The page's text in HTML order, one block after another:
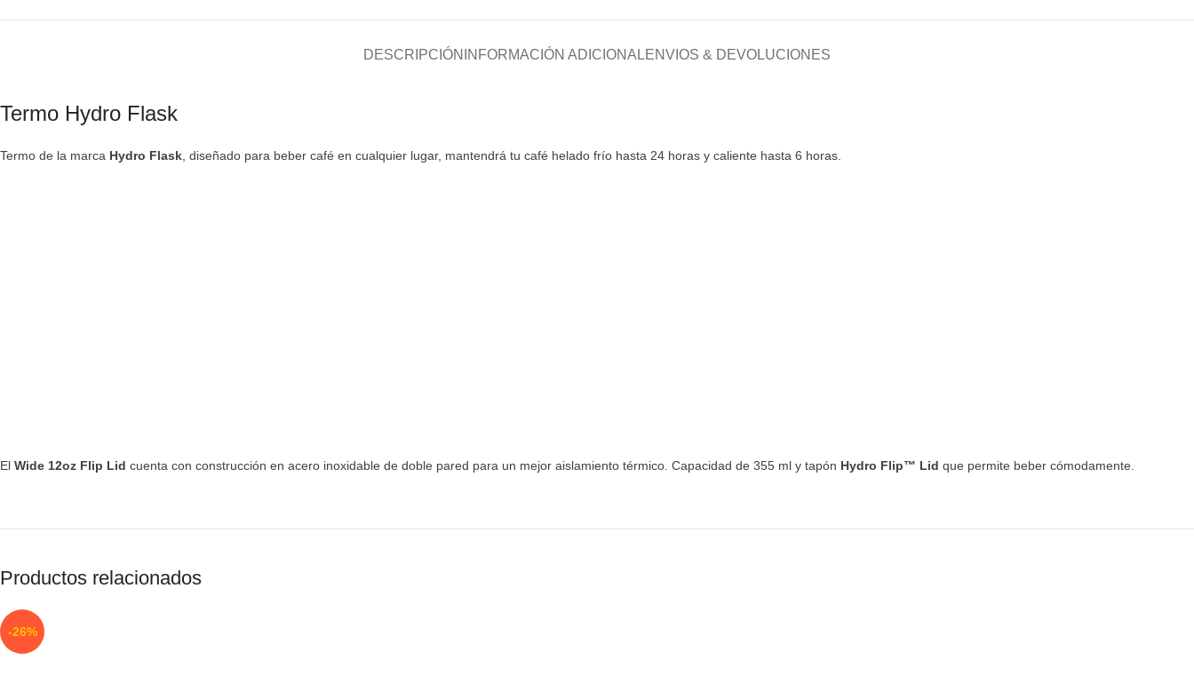
DESCRIPCIÓN INFORMACIÓN ADICIONALENVIOS & DEVOLUCIONES
Termo Hydro Flask
Termo de la marca Hydro Flask , diseñado para beber café en cualquier lugar, mantendrá tu café helado frío hasta 24 horas y caliente hasta 6 horas.
El Wide 12oz Flip Lid cuenta con construcción en acero inoxidable de doble pared para un mejor aislamiento térmico. Capacidad de 355 ml y tapón Hydro Flip™ Lid que permite beber cómodamente.
Productos relacionados
-26%